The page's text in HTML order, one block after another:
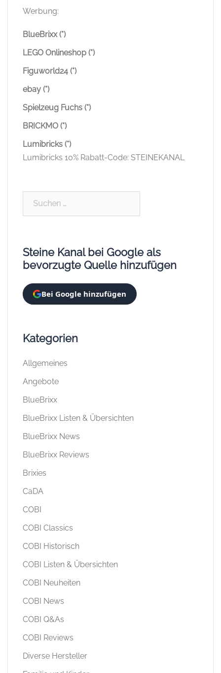
Werbung:
BlueBrixx (*)
LEGO Onlineshop (*)
Figuworld24 (*)
ebay (*)
Spielzeug Fuchs (*)
BRICKMO (*)
Lumibricks (*)
Lumibricks 10% Rabatt-Code: STEINEKANAL
Suchen
Steine Kanal bei Google als
bevorzugte Quelle hinzufügen
Bei Google hinzufügen
Kategorien
Allgemeines
Angebote
BlueBrixx
BlueBrixx Listen & Übersichten
BlueBrixx News
BlueBrixx Reviews
Brixies
CaDA
COBI
COBI Classics
COBI Historisch
COBI Listen & Übersichten
COBI Neuheiten
COBI News
COBI Q&As
COBI Reviews
Diverse Hersteller